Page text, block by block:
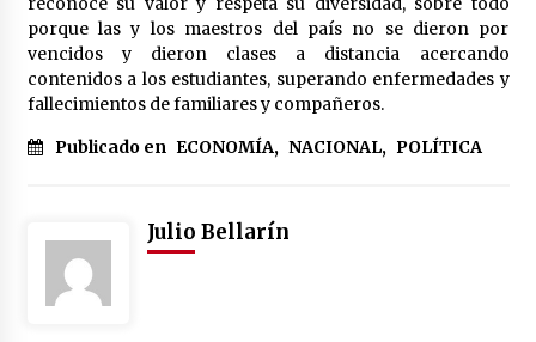
porque las y los maestros del país no se dieron por
vencidos y dieron clases a distancia acercando
contenidos a los estudiantes, superando enfermedades y
fallecimientos de familiares y compañeros.
Publicado en ECONOMÍA, NACIONAL, POLÍTICA
Julio Bellarín